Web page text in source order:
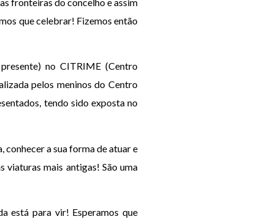
que celebrar! Fizemos então
no CITRIME (Centro
pelos meninos do Centro
tendo sido exposta no
a sua forma de atuar e
viaturas mais antigas! São uma
está para vir! Esperamos que